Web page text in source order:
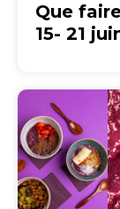
Que
15- 21